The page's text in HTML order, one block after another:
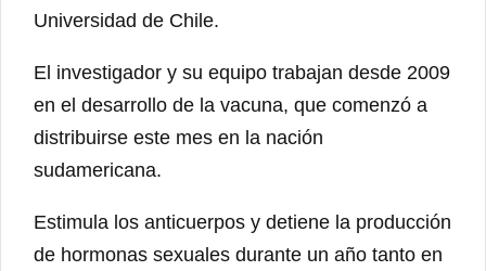
Universidad de Chile.
El investigador y su equipo trabajan desde 2009
en el desarrollo de la vacuna, que comenzó a
distribuirse este mes en la nación
sudamericana.
Estimula los anticuerpos y detiene la producción
de hormonas sexuales durante un año tanto en